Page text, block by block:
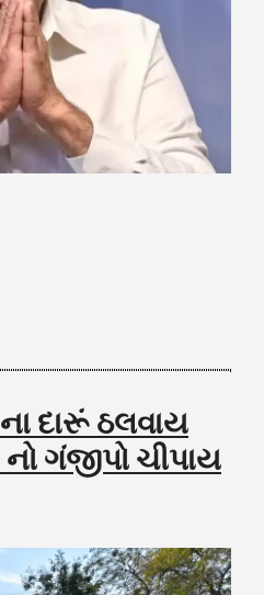
દારૂં ઠલવાય
ગંજીપો ચીપાય